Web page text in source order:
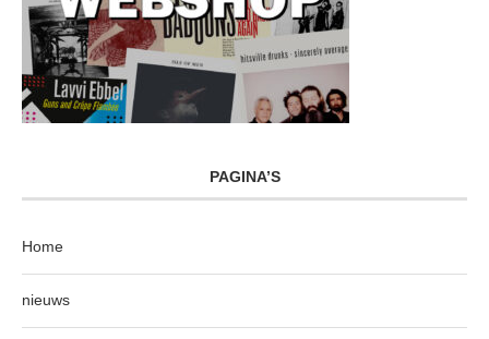
PAGINA’S
Home
nieuws